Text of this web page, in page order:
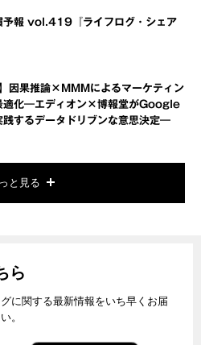
予報 vol.419『ライフログ・シェア
因果推論×MMMによるマーケティン
適化―エディオン×博報堂がGoogle
践するデータドリブンな意思決定―
と見る
ら
に関する最新情報をいち早くお届
。